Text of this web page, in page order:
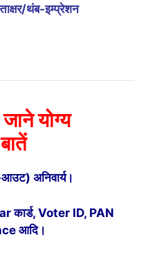
थंब-इम्प्रेशन
योग्य
अनिवार्य।
कार्ड, Voter ID, PAN
आदि।